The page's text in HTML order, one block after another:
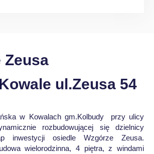
Zeusa
ul.Zeusa 54
w Kowalach gm.Kolbudy przy ulicy
rozbudowującej się dzielnicy
inwestycji osiedle Wzgórze Zeusa.
wielorodzinna, 4 piętra, z windami